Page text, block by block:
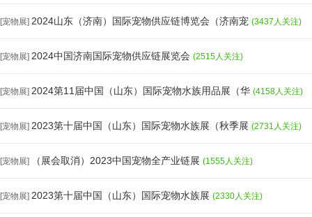
[宠物展] 2024山东（济南）国际宠物供应链博览会（济南宠 (3437人关注)
[宠物展] 2024中国济南国际宠物供应链展览会 (2515人关注)
[宠物展] 2024第11届中国（山东）国际宠物水族用品展（华 (4158人关注)
[宠物展] 2023第十届中国（山东）国际宠物水族展（秋季展 (2731人关注)
[宠物展] （展会取消）2023中国宠物全产业链展 (1555人关注)
[宠物展] 2023第十届中国（山东）国际宠物水族展 (2330人关注)